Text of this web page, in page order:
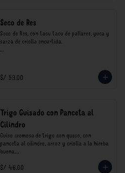
Seco de Res
Seco de Res, con tacu tacu de pallares, yuca y
sarza de criolla encurtida.
consumo.
S/ 59.00
Trigo Guisado con Panceta al
Cilindro
Guiso cremoso de trigo con queso, con
panceta al cilindro, arroz y criolla a la hierba
buena.
*Nuestros precios están expresados en soles e
S/ 46.00